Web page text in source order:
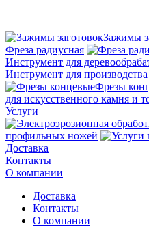
Зажимы
Фреза радиусная
Инструмент для
Инструмент для
Фрезы
для искусственного камня и
Услуги
профильных ножей
Доставка
Контакты
О компании
Доставка
Контакты
О компании